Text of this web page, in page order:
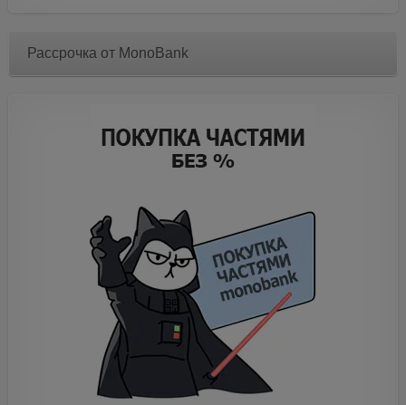
Рассрочка от MonoBank